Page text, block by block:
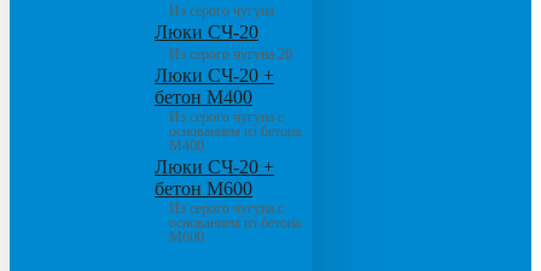
Из серого чугуна
Люки СЧ-20
Из серого чугуна 20
Люки СЧ-20 +
бетон М400
Из серого чугуна с
основанием из бетона
М400
Люки СЧ-20 +
бетон М600
Из серого чугуна с
основанием из бетона
М600